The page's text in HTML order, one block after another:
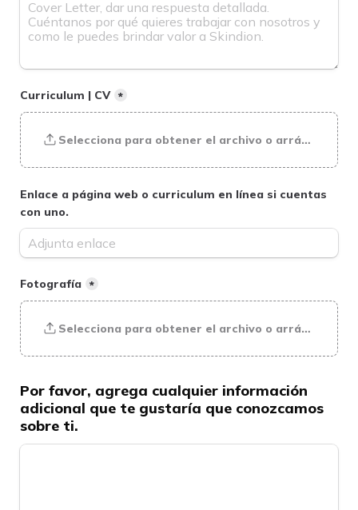
Curriculum | CV *
Selecciona para obtener el archivo o arrástralo
Enlace a página web o curriculum en línea si cuentas
con uno.
Fotografía *
Selecciona para obtener el archivo o arrástralo
Por favor, agrega cualquier información
adicional que te gustaría que conozcamos
sobre ti.